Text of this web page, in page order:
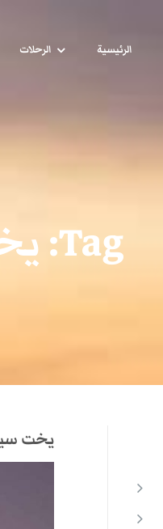
الرئيسية الرحلات
Tag:
يخت